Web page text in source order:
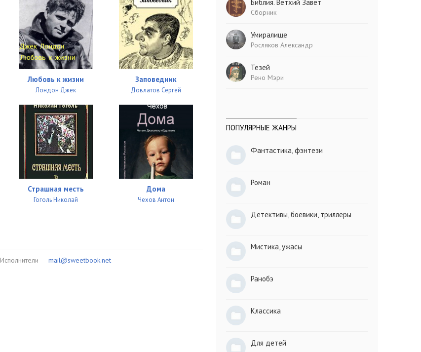
Любовь к жизни
Лондон Джек
Заповедник
Довлатов Сергей
Страшная месть
Гоголь Николай
Дома
Чехов Антон
Исполнители mail@sweetbook.net
Библия. Ветхий Завет
Сборник
Умиралище
Росляков Александр
Тезей
Рено Мэри
ПОПУЛЯРНЫЕ ЖАНРЫ
Фантастика, фэнтези
Роман
Детективы, боевики, триллеры
Мистика, ужасы
Ранобэ
Классика
Для детей